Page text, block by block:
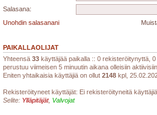
Salasana:
Unohdin salasanani
PAIKALLAOLIJAT
Yhteensä 33 käyttäjää paikalla :: 0 rekisteröitynyttä,
perustuu viimeisen 5 minuutin aikana olleisiin
Eniten yhtaikaisia käyttäjiä on ollut 2148 kpl,
Rekisteröityneet käyttäjät: Ei rekisteröityneitä käyttäjiä
Selite: Ylläpitäjät, Valvojat